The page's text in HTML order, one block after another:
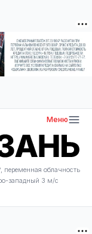
Меню
переменная облачность
западный 3 м/с